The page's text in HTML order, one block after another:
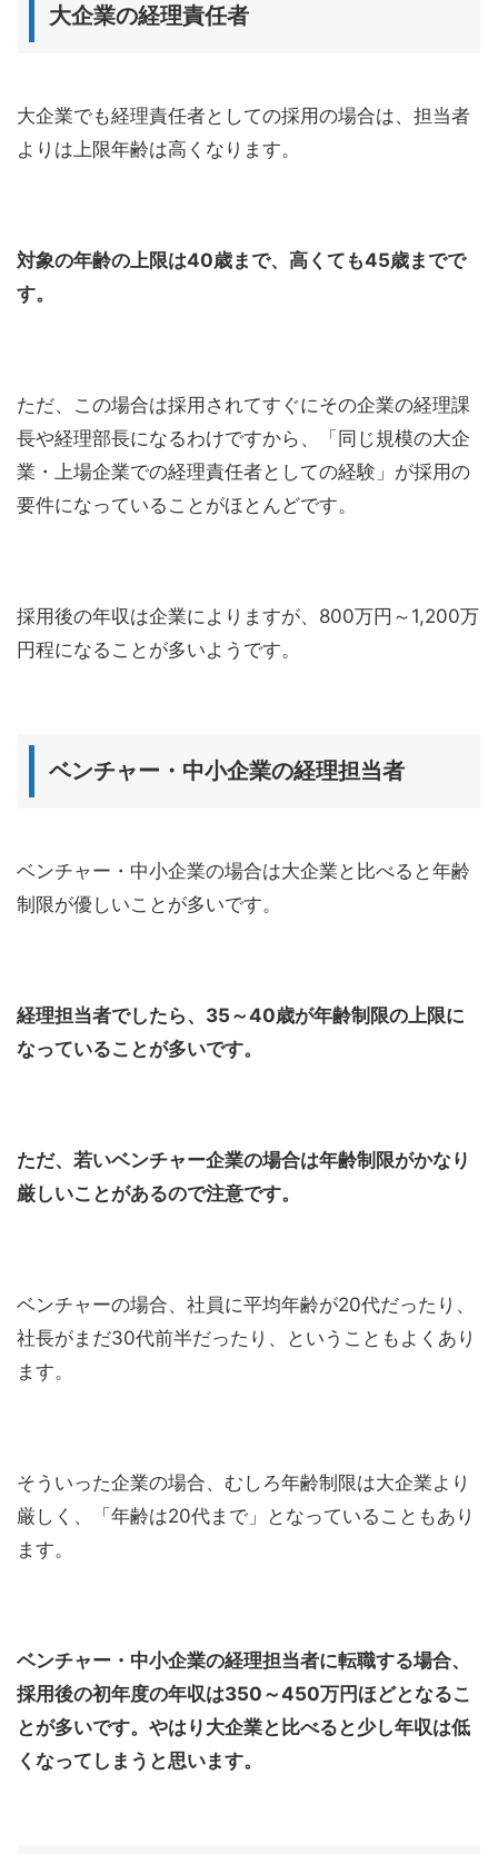
大企業の経理責任者
大企業でも経理責任者としての採用の場合は、担当者
よりは上限年齢は高くなります。
対象の年齢の上限は40歳まで、高くても45歳までで
す。
ただ、この場合は採用されてすぐにその企業の経理課
長や経理部長になるわけですから、「同じ規模の大企
業・上場企業での経理責任者としての経験」が採用の
要件になっていることがほとんどです。
採用後の年収は企業によりますが、800万円～1,200万
円程になることが多いようです。
ベンチャー・中小企業の経理担当者
ベンチャー・中小企業の場合は大企業と比べると年齢
制限が優しいことが多いです。
経理担当者でしたら、35～40歳が年齢制限の上限に
なっていることが多いです。
ただ、若いベンチャー企業の場合は年齢制限がかなり
厳しいことがあるので注意です。
ベンチャーの場合、社員に平均年齢が20代だったり、
社長がまだ30代前半だったり、ということもよくあり
ます。
そういった企業の場合、むしろ年齢制限は大企業より
厳しく、「年齢は20代まで」となっていることもあり
ます。
ベンチャー・中小企業の経理担当者に転職する場合、
採用後の初年度の年収は350～450万円ほどとなるこ
とが多いです。やはり大企業と比べると少し年収は低
くなってしまうと思います。